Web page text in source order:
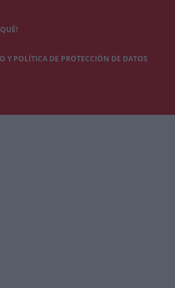
Y POLÍTICA DE PROTECCIÓN DE DATOS